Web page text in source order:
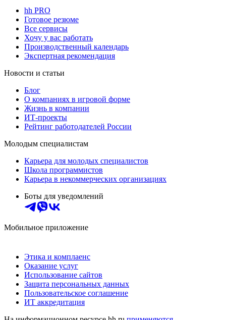
hh PRO
Готовое резюме
Все сервисы
Хочу у вас работать
Производственный календарь
Экспертная рекомендация
Новости и статьи
Блог
О компаниях в игровой форме
Жизнь в компании
ИТ-проекты
Рейтинг работодателей России
Молодым специалистам
Карьера для молодых специалистов
Школа программистов
Карьера в некоммерческих организациях
Боты для уведомлений
Мобильное приложение
Этика и комплаенс
Оказание услуг
Использование сайтов
Защита персональных данных
Пользовательское соглашение
ИТ аккредитация